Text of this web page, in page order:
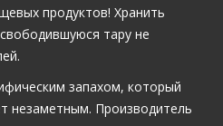
продуктов! Хранить
тару не
запахом, который
незаметным. Производитель